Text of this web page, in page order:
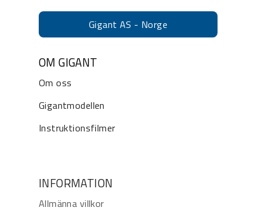
Gigant AS - Norge
OM GIGANT
Om oss
Gigantmodellen
Instruktionsfilmer
INFORMATION
Allmänna villkor